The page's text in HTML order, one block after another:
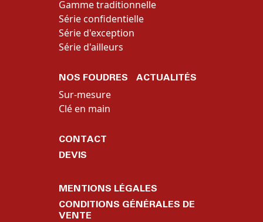
Gamme traditionnelle
Série confidentielle
Série d'exception
Série d'ailleurs
NOS FOUDRES
Sur-mesure
Clé en main
ACTUALITÉS
CONTACT
DEVIS
MENTIONS LÉGALES
CONDITIONS GÉNÉRALES DE
VENTE